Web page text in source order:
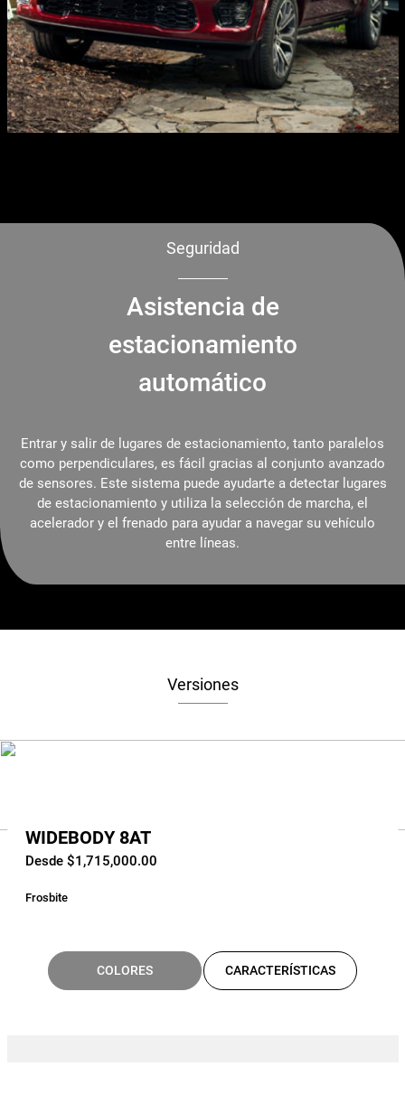
Seguridad
Asistencia de
estacionamiento
automático
Entrar y salir de lugares de estacionamiento, tanto paralelos
como perpendiculares, es fácil gracias al conjunto avanzado
de sensores. Este sistema puede ayudarte a detectar lugares
de estacionamiento y utiliza la selección de marcha, el
acelerador y el frenado para ayudar a navegar su vehículo
entre líneas.
Versiones
WIDEBODY 8AT
Desde $1,715,000.00
Frosbite
COLORES CARACTERÍSTICAS